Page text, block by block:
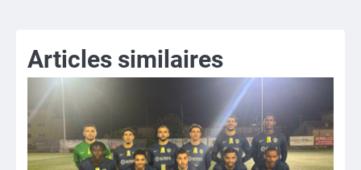
Articles similaires